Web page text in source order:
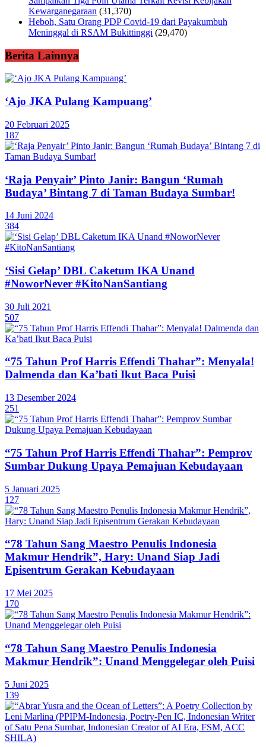
Kewarganegaraan (31,370)
Heboh, Satu Orang PDP Covid-19 dari Payakumbuh
Meninggal di RSAM Bukittinggi (29,470)
Berita Lainnya
‘Ajo JKA Pulang Kampuang’
20 Februari 2025
187
‘Raja Penyair’ Pinto Janir: Bangun ‘Rumah
Budaya’ Bintang 7 di Taman Budaya Sumbar!
14 Juni 2024
384
‘Sisi Gelap’ DBL Caketum IKA Unand
#NoworNever #KitoNanSantiang
30 Juli 2021
507
“75 Tahun Prof Harris Effendi Thahar”: Menyala!
Dalmenda dan Ka’bati Ikut Baca Puisi
13 Desember 2024
251
“75 Tahun Prof Harris Effendi Thahar”: Pemprov
Sumbar Dukung Upaya Pemajuan Kebudayaan
5 Januari 2025
127
“78 Tahun Sang Maestro Penulis Indonesia
Makmur Hendrik”, Hary: Unand Siap Jadi
Episentrum Gerakan Kebudayaan
17 Mei 2025
170
“78 Tahun Sang Maestro Penulis Indonesia
Makmur Hendrik”: Unand Menggelegar oleh Puisi
5 Juni 2025
139